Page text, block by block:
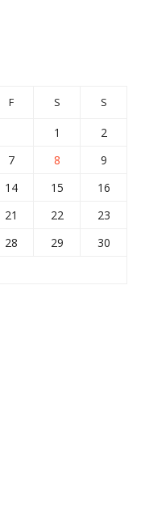
F S S
1
2
7 8
9
14 15
16
21 22
23
28 29
30